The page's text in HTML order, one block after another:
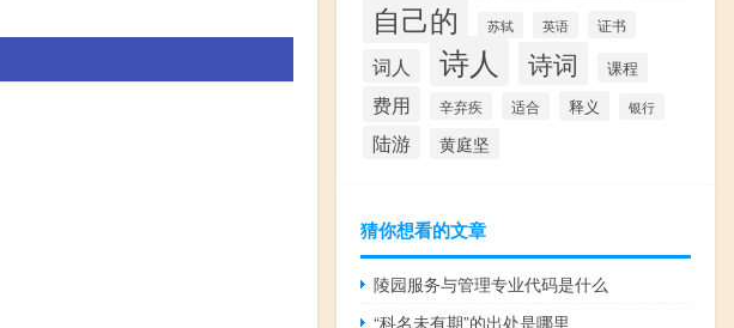
自己的 苏轼 英语 证书
词人 诗人 诗词 课程
费用 辛弃疾 适合 释义 银行
陆游 黄庭坚
猜你想看的文章
陵园服务与管理专业代码是什么
“科名未有期”的出处是哪里